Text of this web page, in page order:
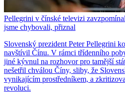
Pellegrini v čínské televizi
jsme chybovali, přiznal
Slovenský prezident Peter Pellegrini
navštívil Čínu. V rámci třídenního
jiné kývnul na rozhovor pro tamější
nešetřil chválou Číny, sliby, že
vynikajícím prostředníkem, a
revoluci.